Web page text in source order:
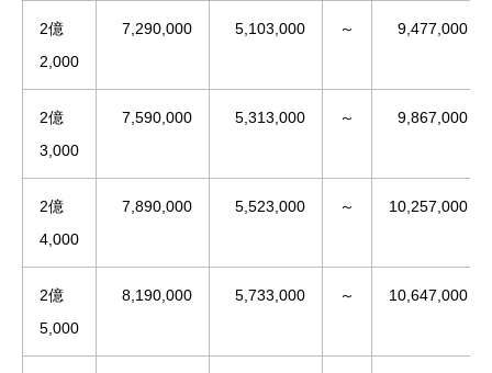
2億
2,000
7,290,000 5,103,000 ～ 9,477,000
2億
3,000
7,590,000 5,313,000 ～ 9,867,000
2億
4,000
7,890,000 5,523,000 ～ 10,257,000
2億
5,000
8,190,000 5,733,000 ～ 10,647,000